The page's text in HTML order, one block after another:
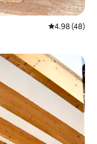
คะแนนเฉลี่ย
4.98 (48)